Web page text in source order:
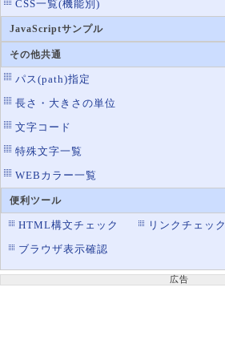
CSS一覧(機能別)
JavaScriptサンプル
その他共通
パス(path)指定
長さ・大きさの単位
文字コード
特殊文字一覧
WEBカラー一覧
便利ツール
HTML構文チェック
リンクチェック
ブラウザ表示確認
広告